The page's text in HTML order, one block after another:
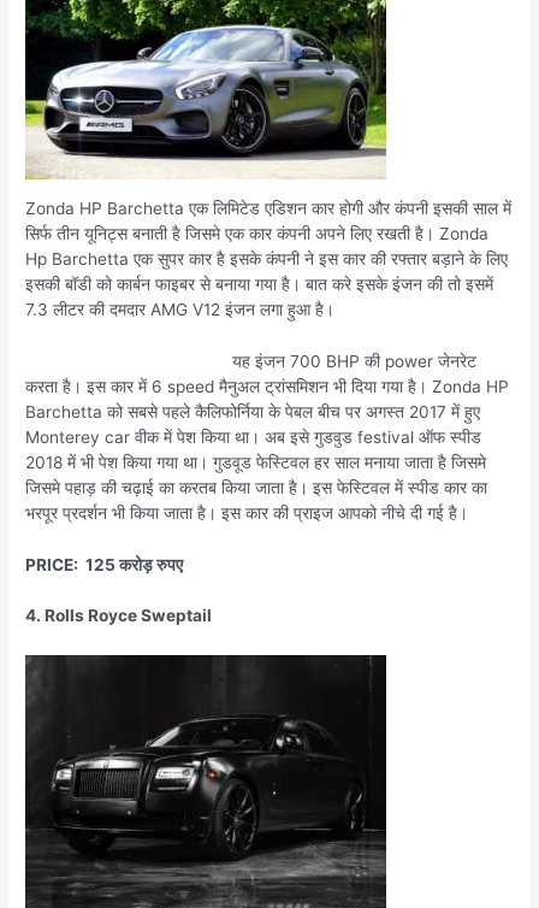
Zonda HP Barchetta एक लिमिटेड एडिशन कार होगी और कंपनी इसकी साल में
सिर्फ तीन यूनिट्स बनाती है जिसमे एक कार कंपनी अपने लिए रखती है। Zonda
Hp Barchetta एक सुपर कार है इसके कंपनी ने इस कार की रफ्तार बड़ाने के लिए
इसकी बॉडी को कार्बन फाइबर से बनाया गया है। बात करे इसके इंजन की तो इसमें
7.3 लीटर की दमदार AMG V12 इंजन लगा हुआ है।
यह इंजन 700 BHP की power जेनरेट
करता है। इस कार में 6 speed मैनुअल ट्रांसमिशन भी दिया गया है। Zonda HP
Barchetta को सबसे पहले कैलिफोर्निया के पेबल बीच पर अगस्त 2017 में हुए
Monterey car वीक में पेश किया था। अब इसे गुडवुड festival ऑफ स्पीड
2018 में भी पेश किया गया था। गुडवूड फेस्टिवल हर साल मनाया जाता है जिसमे
जिसमे पहाड़ की चढ़ाई का करतब किया जाता है। इस फेस्टिवल में स्पीड कार का
भरपूर प्रदर्शन भी किया जाता है। इस कार की प्राइज आपको नीचे दी गई है।
PRICE: 125 करोड़ रुपए
4. Rolls Royce Sweptail